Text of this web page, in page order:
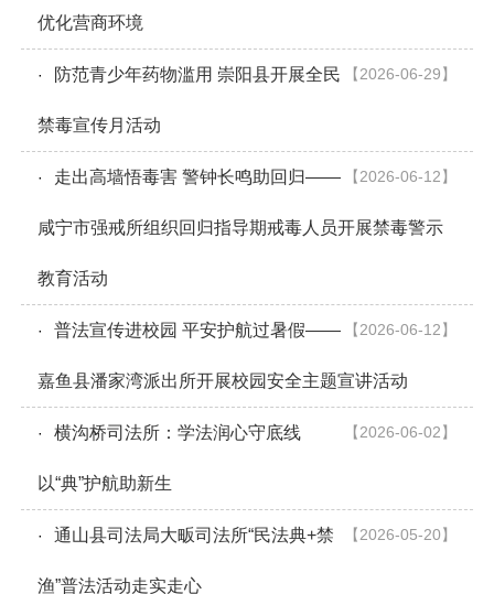
优化营商环境
【2026-06-29】
· 防范青少年药物滥用 崇阳县开展全民
禁毒宣传月活动
【2026-06-12】
· 走出高墙悟毒害 警钟长鸣助回归——
咸宁市强戒所组织回归指导期戒毒人员开展禁毒警示
教育活动
【2026-06-12】
· 普法宣传进校园 平安护航过暑假——
嘉鱼县潘家湾派出所开展校园安全主题宣讲活动
【2026-06-02】
· 横沟桥司法所：学法润心守底线
以“典”护航助新生
【2026-05-20】
· 通山县司法局大畈司法所“民法典+禁
渔”普法活动走实走心